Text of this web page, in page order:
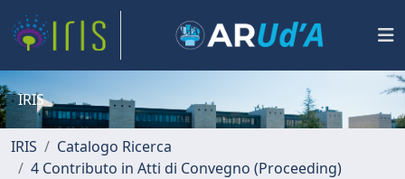
IRIS
IRIS
Catalogo Ricerca
4 Contributo in Atti di Convegno (Proceeding)